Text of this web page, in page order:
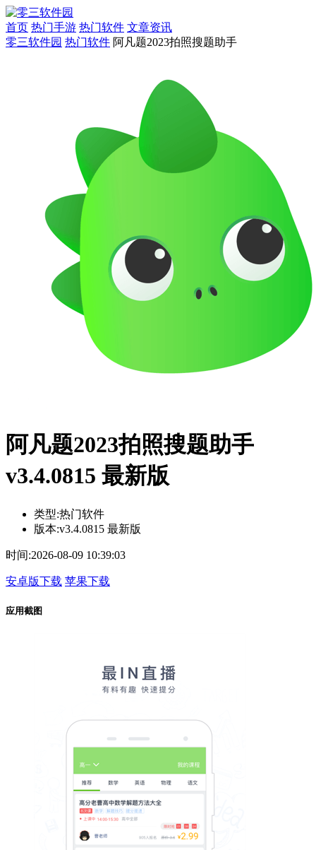
首页 热门手游 热门软件 文章资讯
零三软件园 热门软件 阿凡题2023拍照搜题助手
阿凡题2023拍照搜题助手
v3.4.0815 最新版
类型:热门软件
版本:v3.4.0815 最新版
时间:2026-08-09 10:39:03
安卓版下载 苹果下载
应用截图